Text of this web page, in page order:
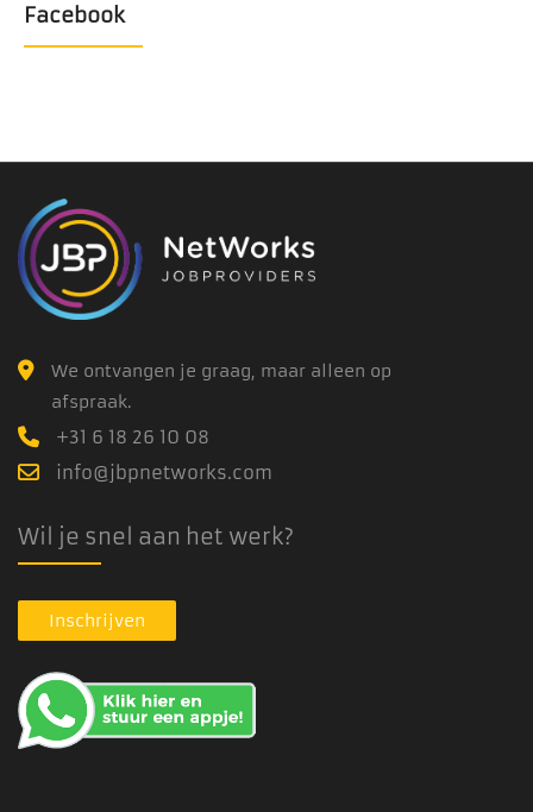
Facebook
We ontvangen je graag, maar alleen op
afspraak.
+31 6 18 26 10 08
info@jbpnetworks.com
Wil je snel aan het werk?
Inschrijven